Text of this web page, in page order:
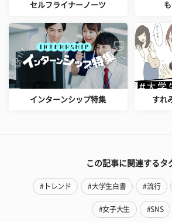
セルフライナーノーツ
インターンシップ特集 すれ
この記事に関連するタ
#トレンド #大学生白書 #流行
#女子大生 #SNS